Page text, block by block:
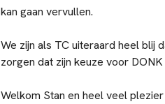
kan gaan vervullen.
We zijn als TC uiteraard heel blij
zorgen dat zijn keuze voor
Welkom Stan en heel veel